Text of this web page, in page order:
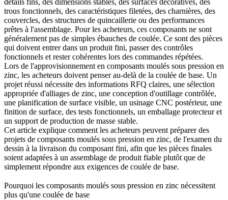
détails fins, des dimensions stables, des surfaces décoratives, des
trous fonctionnels, des caractéristiques filetées, des charnières, des
couvercles, des structures de quincaillerie ou des performances
prêtes à l'assemblage. Pour les acheteurs, ces composants ne sont
généralement pas de simples ébauches de coulée. Ce sont des pièces
qui doivent entrer dans un produit fini, passer des contrôles
fonctionnels et rester cohérentes lors des commandes répétées.
Lors de l'approvisionnement en composants moulés sous pression en
zinc, les acheteurs doivent penser au-delà de la coulée de base. Un
projet réussi nécessite des informations RFQ claires, une sélection
appropriée d'alliages de zinc, une conception d'outillage contrôlée,
une planification de surface visible, un usinage CNC postérieur, une
finition de surface, des tests fonctionnels, un emballage protecteur et
un support de production de masse stable.
Cet article explique comment les acheteurs peuvent préparer des
projets de composants moulés sous pression en zinc, de l'examen du
dessin à la livraison du composant fini, afin que les pièces finales
soient adaptées à un assemblage de produit fiable plutôt que de
simplement répondre aux exigences de coulée de base.
Pourquoi les composants moulés sous pression en zinc nécessitent
plus qu'une coulée de base